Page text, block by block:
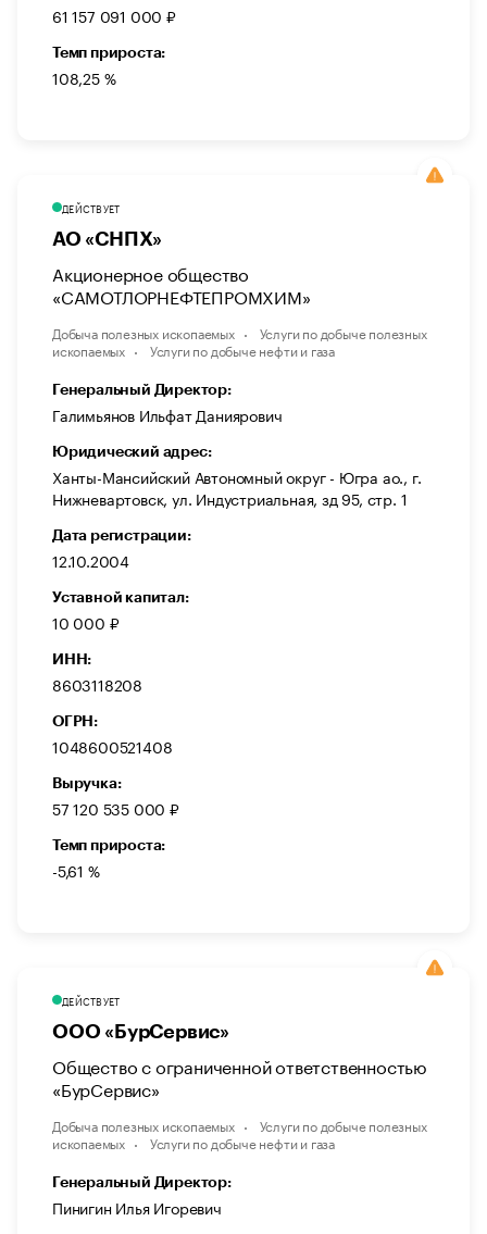
61 157 091 000 ₽
Темп прироста:
108,25 %
ДЕЙСТВУЕТ
АО «СНПХ»
Акционерное общество
«САМОТЛОРНЕФТЕПРОМХИМ»
Добыча полезных ископаемых
Услуги по добыче полезных
ископаемых
Услуги по добыче нефти и газа
Генеральный Директор:
Галимьянов Ильфат Даниярович
Юридический адрес:
Ханты-Мансийский Автономный округ - Югра ао., г.
Нижневартовск, ул. Индустриальная, зд 95, стр. 1
Дата регистрации:
12.10.2004
Уставной капитал:
10 000 ₽
ИНН:
8603118208
ОГРН:
1048600521408
Выручка:
57 120 535 000 ₽
Темп прироста:
-5,61 %
ДЕЙСТВУЕТ
ООО «БурСервис»
Общество с ограниченной ответственностью
«БурСервис»
Добыча полезных ископаемых
Услуги по добыче полезных
ископаемых
Услуги по добыче нефти и газа
Генеральный Директор:
Пинигин Илья Игоревич